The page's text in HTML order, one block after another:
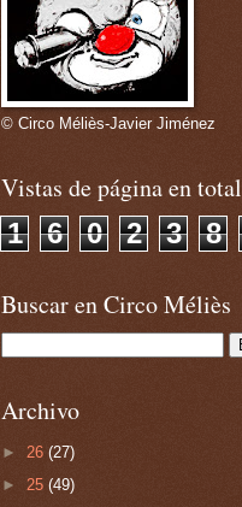
© Circo Méliès-Javier Jiménez
Vistas de página en total
1
6 0 2 3 8
Buscar en Circo Méliès
Archivo
► 26 (27)
► 25 (49)